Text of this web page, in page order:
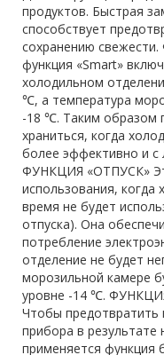
продуктов. Быстрая
способствует
сохранению
функция «Smart»
холодильном
℃, а температура
-18 ℃. Таким образом
храниться, когда
более эффективно и с
ФУНКЦИЯ «ОТПУСК»
использования, когда
время не будет
отпуска). Она
потребление
отделение не будет
морозильной камере
уровне -14 ℃.
Чтобы предотвратить
прибора в результате
применяется функция